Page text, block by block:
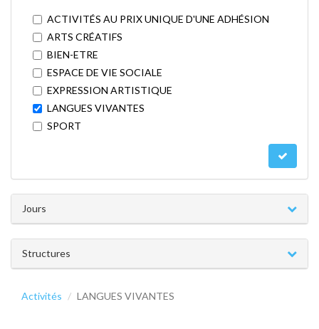
ACTIVITÉS AU PRIX UNIQUE D'UNE ADHÉSION
ARTS CRÉATIFS
BIEN-ETRE
ESPACE DE VIE SOCIALE
EXPRESSION ARTISTIQUE
LANGUES VIVANTES
SPORT
Jours
Structures
Activités LANGUES VIVANTES